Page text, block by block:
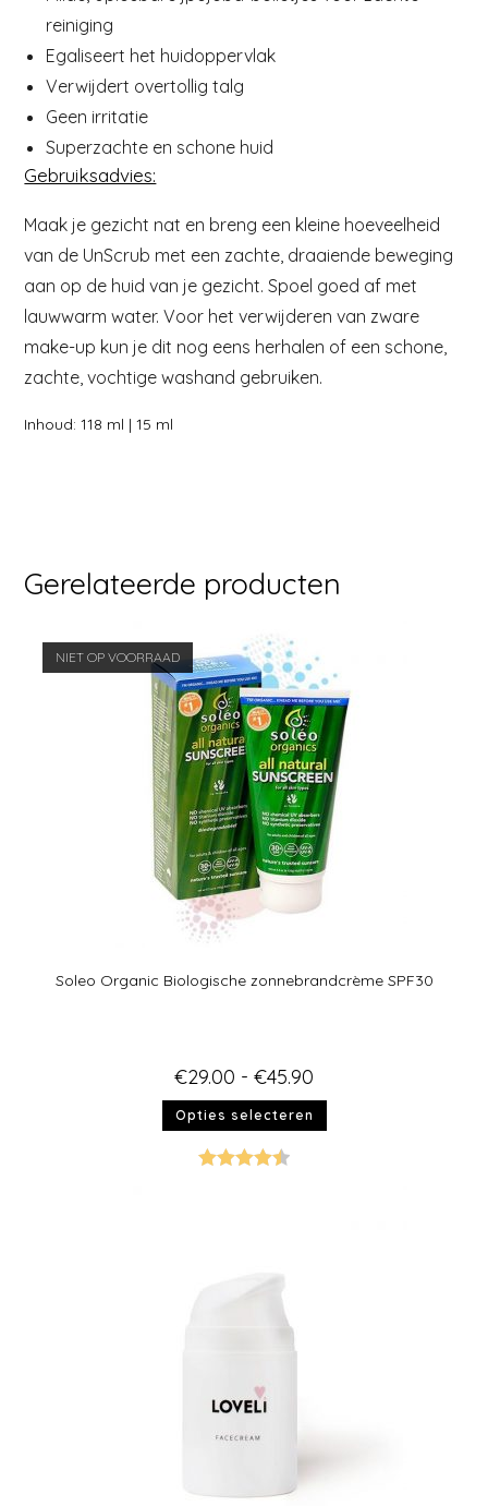
reiniging
Egaliseert het huidoppervlak
Verwijdert overtollig talg
Geen irritatie
Superzachte en schone huid
Gebruiksadvies:
Maak je gezicht nat en breng een kleine hoeveelheid
van de UnScrub met een zachte, draaiende beweging
aan op de huid van je gezicht. Spoel goed af met
lauwwarm water. Voor het verwijderen van zware
make-up kun je dit nog eens herhalen of een schone,
zachte, vochtige washand gebruiken.
Inhoud: 118 ml | 15 ml
Gerelateerde producten
NIET OP VOORRAAD
Soleo Organic Biologische zonnebrandcrème SPF30
€29.00 - €45.90
Opties selecteren